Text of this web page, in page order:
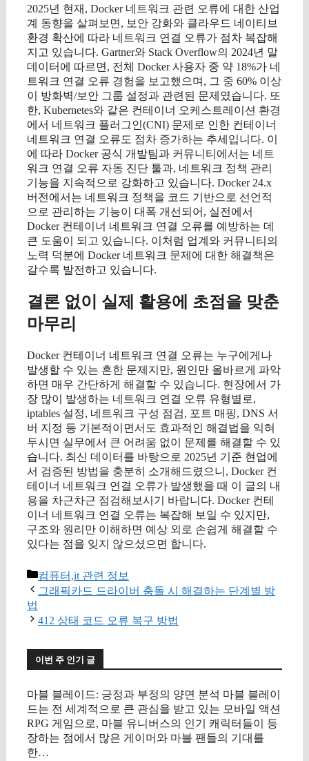
2025년 현재, Docker 네트워크 관련 오류에 대한 산업
계 동향을 살펴보면, 보안 강화와 클라우드 네이티브
환경 확산에 따라 네트워크 연결 오류가 점차 복잡해
지고 있습니다. Gartner와 Stack Overflow의 2024년 말
데이터에 따르면, 전체 Docker 사용자 중 약 18%가 네
트워크 연결 오류 경험을 보고했으며, 그 중 60% 이상
이 방화벽/보안 그룹 설정과 관련된 문제였습니다. 또
한, Kubernetes와 같은 컨테이너 오케스트레이션 환경
에서 네트워크 플러그인(CNI) 문제로 인한 컨테이너
네트워크 연결 오류도 점차 증가하는 추세입니다. 이
에 따라 Docker 공식 개발팀과 커뮤니티에서는 네트
워크 연결 오류 자동 진단 툴과, 네트워크 정책 관리
기능을 지속적으로 강화하고 있습니다. Docker 24.x
버전에서는 네트워크 정책을 코드 기반으로 선언적
으로 관리하는 기능이 대폭 개선되어, 실전에서
Docker 컨테이너 네트워크 연결 오류를 예방하는 데
큰 도움이 되고 있습니다. 이처럼 업계와 커뮤니티의
노력 덕분에 Docker 네트워크 문제에 대한 해결책은
갈수록 발전하고 있습니다.
결론 없이 실제 활용에 초점을 맞춘
마무리
Docker 컨테이너 네트워크 연결 오류는 누구에게나
발생할 수 있는 흔한 문제지만, 원인만 올바르게 파악
하면 매우 간단하게 해결할 수 있습니다. 현장에서 가
장 많이 발생하는 네트워크 연결 오류 유형별로,
iptables 설정, 네트워크 구성 점검, 포트 매핑, DNS 서
버 지정 등 기본적이면서도 효과적인 해결법을 익혀
두시면 실무에서 큰 어려움 없이 문제를 해결할 수 있
습니다. 최신 데이터를 바탕으로 2025년 기준 현업에
서 검증된 방법을 충분히 소개해드렸으니, Docker 컨
테이너 네트워크 연결 오류가 발생했을 때 이 글의 내
용을 차근차근 점검해보시기 바랍니다. Docker 컨테
이너 네트워크 연결 오류는 복잡해 보일 수 있지만,
구조와 원리만 이해하면 예상 외로 손쉽게 해결할 수
있다는 점을 잊지 않으셨으면 합니다.
카
테
리
컴퓨터,it 관련 정보
그래픽카드 드라이버 충돌 시 해결하는 단계별 방
법
412 상태 코드 오류 복구 방법
이번 주 인기 글
마블 블레이드: 긍정과 부정의 양면 분석 마블 블레이
드는 전 세계적으로 큰 관심을 받고 있는 모바일 액션
RPG 게임으로, 마블 유니버스의 인기 캐릭터들이 등
장하는 점에서 많은 게이머와 마블 팬들의 기대를
한…